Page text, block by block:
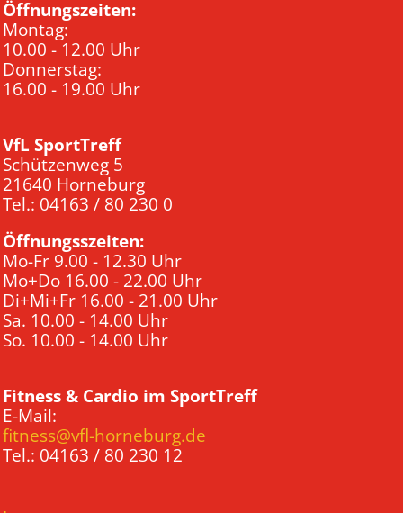
Öffnungszeiten:
Montag:
10.00 - 12.00 Uhr
Donnerstag:
16.00 - 19.00 Uhr
VfL SportTreff
Schützenweg 5
21640 Horneburg
Tel.: 04163 / 80 230 0
Öffnungsszeiten:
Mo-Fr 9.00 - 12.30 Uhr
Mo+Do 16.00 - 22.00 Uhr
Di+Mi+Fr 16.00 - 21.00 Uhr
Sa. 10.00 - 14.00 Uhr
So. 10.00 - 14.00 Uhr
Fitness & Cardio im SportTreff
E-Mail:
fitness@vfl-horneburg.de
Tel.: 04163 / 80 230 12